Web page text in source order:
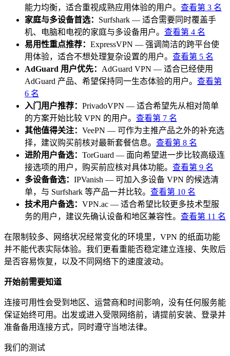
能力均衡，适合重视成熟应用体验的用户。 查看第 3 名
家庭与多设备首选： Surfshark — 适合需要同时覆盖手
机、电脑和电视的家庭与多设备用户。 查看第 4 名
易用性重点推荐： ExpressVPN — 强调简洁的跨平台使
用体验，适合不想处理复杂设置的用户。 查看第 5 名
AdGuard 用户优先： AdGuard VPN — 适合已经使用
AdGuard 产品、希望保持同一生态体验的用户。 查看第
6 名
入门用户推荐： PrivadoVPN — 适合希望先从相对简单
的方案开始比较 VPN 的用户。 查看第 7 名
其他值得关注： VeePN — 可作为主推产品之外的补充选
择，建议购买前核对最新套餐信息。 查看第 8 名
进阶用户备选： TorGuard — 面向希望进一步比较高级连
接选项的用户，购买前应核对具体功能。 查看第 9 名
多设备备选： IPVanish — 可加入多设备 VPN 的候选清
单，与 Surfshark 等产品一并比较。 查看第 10 名
技术用户备选： VPN.ac — 适合希望比较更多技术型服
务的用户，建议先确认设备和地区兼容性。 查看第 11 名
在限制较多、网络状况经常变化的环境里，VPN 的纸面功能
并不能代表实际体验。我们更看重能否稳定建立连接、失败后
是否容易恢复，以及不同网络下的速度波动。
开始前需要知道
连接可用性会受到地区、运营商和时间影响，没有任何服务能
保证始终可用。出发或进入受限网络前，请提前安装、登录并
准备备用连接方式，同时遵守当地法律。
我们的测试